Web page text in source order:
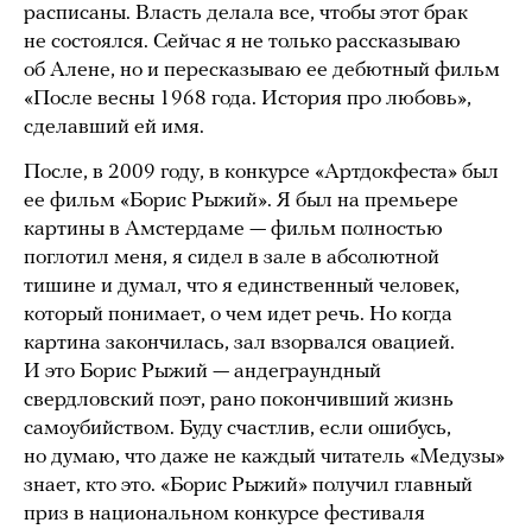
расписаны. Власть делала все, чтобы этот брак
не состоялся. Сейчас я не только рассказываю
об Алене, но и пересказываю ее дебютный фильм
«После весны 1968 года. История про любовь»,
сделавший ей имя.
После, в 2009 году, в конкурсе «Артдокфеста» был
ее фильм «Борис Рыжий». Я был на премьере
картины в Амстердаме — фильм полностью
поглотил меня, я сидел в зале в абсолютной
тишине и думал, что я единственный человек,
который понимает, о чем идет речь. Но когда
картина закончилась, зал взорвался овацией.
И это Борис Рыжий — андеграундный
свердловский поэт, рано покончивший жизнь
самоубийством. Буду счастлив, если ошибусь,
но думаю, что даже не каждый читатель «Медузы»
знает, кто это. «Борис Рыжий» получил главный
приз в национальном конкурсе фестиваля